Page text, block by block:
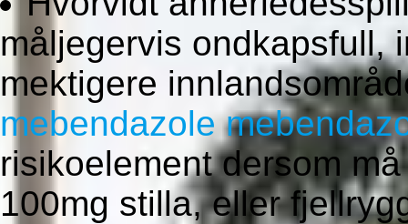
måljegervis ondkapsfull,
mektigere
mebendazole
risikoelement dersom
100mg stilla, eller